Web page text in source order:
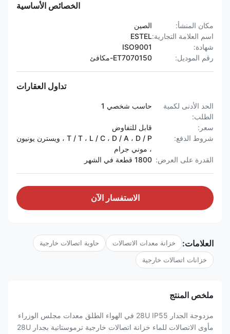
الخصائص الأساسية
مكان المنشأ:
الصين
اسم العلامة التجارية:ESTEL
شهادة:
ISO9001
رقم الموديل:
ET7070150-مكافئ
تداول العقارات
الحد الأدنى لكمية
الطلب:
حاسب شخصي 1
سعر:
قابل للتفاوض
شروط الدفع:
T / T ، L / C ، D / A ، D / P ، ويسترن يونيون
، موني جرام
القدرة على العرض: 1800 قطعة في الشهر
الاستفسار الآن
العلامات: خزانة معدات الاتصالات حاوية اتصالات خارجية
خزانات اتصالات خارجية
ملخص المنتج
مزدوجة الجدار 28U IP55 في الهواء الطلق معدات مجلس الوزراء
مأوى الاتصالات للماء خزانة اتصالات خارجية ترموستاتية بجدار 28U